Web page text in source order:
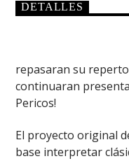
DETALLES
repasaran su
continuaran
Pericos!
El proyecto original
base interpretar